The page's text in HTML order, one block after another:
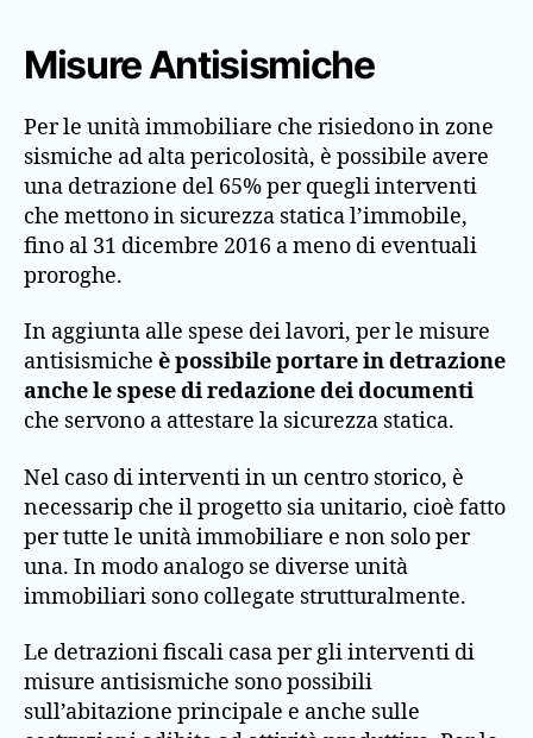
Misure Antisismiche
Per le unità immobiliare che risiedono in zone
sismiche ad alta pericolosità, è possibile avere
una detrazione del 65% per quegli interventi
che mettono in sicurezza statica l’immobile,
fino al 31 dicembre 2016 a meno di eventuali
proroghe.
In aggiunta alle spese dei lavori, per le misure
antisismiche è possibile portare in detrazione
anche le spese di redazione dei documenti
che servono a attestare la sicurezza statica.
Nel caso di interventi in un centro storico, è
necessarip che il progetto sia unitario, cioè fatto
per tutte le unità immobiliare e non solo per
una. In modo analogo se diverse unità
immobiliari sono collegate strutturalmente.
Le detrazioni fiscali casa per gli interventi di
misure antisismiche sono possibili
sull’abitazione principale e anche sulle